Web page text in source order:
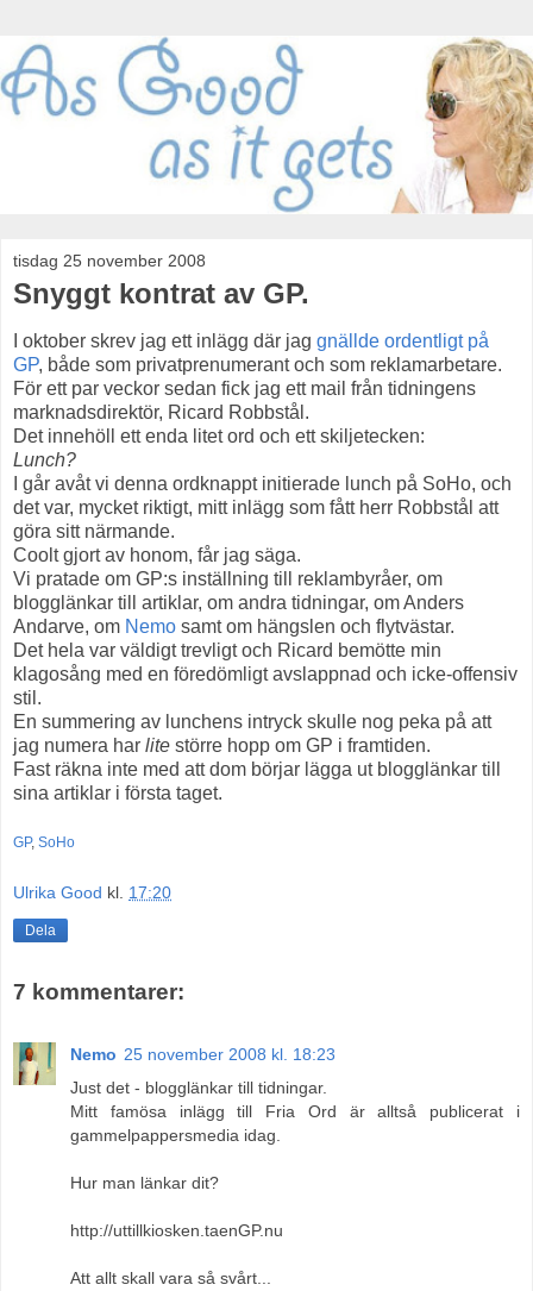
tisdag 25 november 2008
Snyggt kontrat av GP.
I oktober skrev jag ett inlägg där jag gnällde ordentligt på
GP, både som privatprenumerant och som reklamarbetare.
För ett par veckor sedan fick jag ett mail från tidningens
marknadsdirektör, Ricard Robbstål.
Det innehöll ett enda litet ord och ett skiljetecken:
Lunch?
I går avåt vi denna ordknappt initierade lunch på SoHo, och
det var, mycket riktigt, mitt inlägg som fått herr Robbstål att
göra sitt närmande.
Coolt gjort av honom, får jag säga.
Vi pratade om GP:s inställning till reklambyråer, om
blogglänkar till artiklar, om andra tidningar, om Anders
Andarve, om Nemo samt om hängslen och flytvästar.
Det hela var väldigt trevligt och Ricard bemötte min
klagosång med en föredömligt avslappnad och icke-offensiv
stil.
En summering av lunchens intryck skulle nog peka på att
jag numera har lite större hopp om GP i framtiden.
Fast räkna inte med att dom börjar lägga ut blogglänkar till
sina artiklar i första taget.
GP, SoHo
Ulrika Good kl. 17:20
Dela
7 kommentarer:
Nemo 25 november 2008 kl. 18:23
Just det - blogglänkar till tidningar.
Mitt famösa inlägg till Fria Ord är alltså publicerat i
gammelpappersmedia idag.
Hur man länkar dit?
http://uttillkiosken.taenGP.nu
Att allt skall vara så svårt...